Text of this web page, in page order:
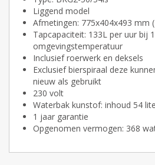
Liggend model
Afmetingen: 775x404x493 mm
Tapcapaciteit: 133L per uur bij
omgevingstemperatuur
Inclusief roerwerk en deksels
Exclusief bierspiraal deze
nieuw als gebruikt
230 volt
Waterbak kunstof: inhoud 54
1 jaar garantie
Opgenomen vermogen: 368